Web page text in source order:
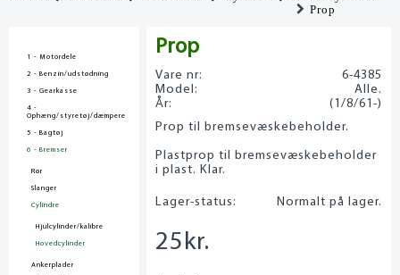
Prop
1 - Motordele
2 - Benzin/udstødning
3 - Gearkasse
4 -
Ophæng/styretøj/dæmpere
5 - Bagtøj
6 - Bremser
Rør
Slanger
Cylindre
Hjulcylinder/kalibre
Hovedcylinder
Ankerplader
Prop
Vare nr:
6-4385
Model:
Alle.
År:
(1/8/61-)
Prop til bremsevæskebeholder.
Plastprop til bremsevæskebeholder
i plast. Klar.
Lager-status: Normalt på lager.
25kr.